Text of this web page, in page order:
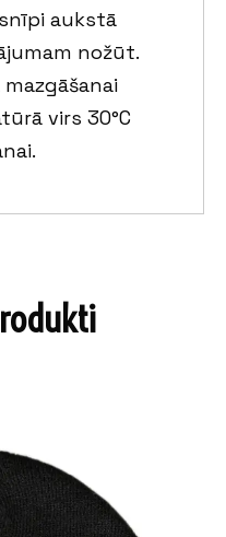
aukstā
nožūt.
virs 30°C